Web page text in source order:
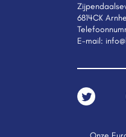
6814CK
E-mail: